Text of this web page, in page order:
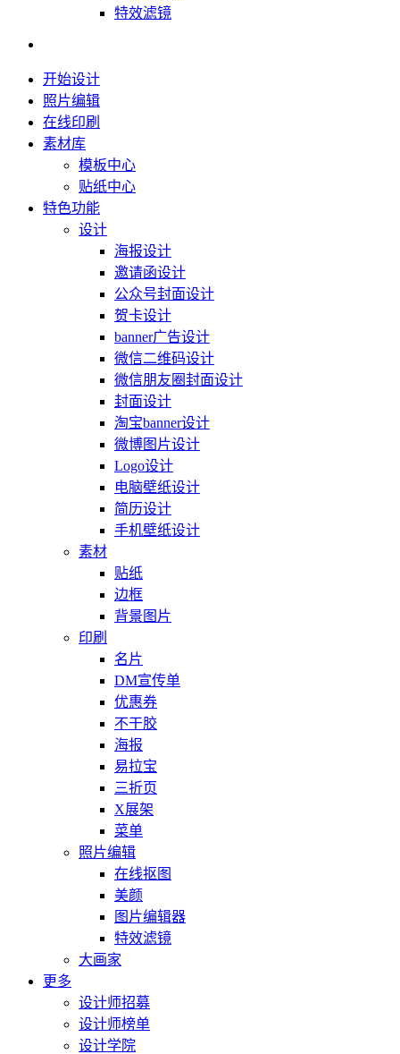
特效滤镜
开始设计
照片编辑
在线印刷
素材库
模板中心
贴纸中心
特色功能
设计
海报设计
邀请函设计
公众号封面设计
贺卡设计
banner广告设计
微信二维码设计
微信朋友圈封面设计
封面设计
淘宝banner设计
微博图片设计
Logo设计
电脑壁纸设计
简历设计
手机壁纸设计
素材
贴纸
边框
背景图片
印刷
名片
DM宣传单
优惠券
不干胶
海报
易拉宝
三折页
X展架
菜单
照片编辑
在线抠图
美颜
图片编辑器
特效滤镜
大画家
更多
设计师招募
设计师榜单
设计学院